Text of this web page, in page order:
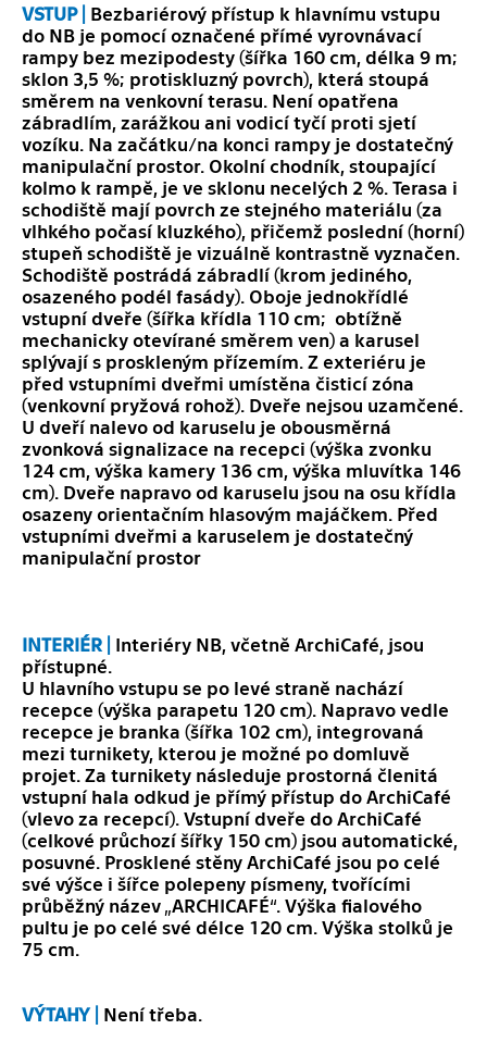
VSTUP | Bezbariérový přístup k hlavnímu vstupu
do NB je pomocí označené přímé vyrovnávací
rampy bez mezipodesty (šířka 160 cm, délka 9 m;
sklon 3,5 %; protiskluzný povrch), která stoupá
směrem na venkovní terasu. Není opatřena
zábradlím, zarážkou ani vodicí tyčí proti sjetí
vozíku. Na začátku/na konci rampy je dostatečný
manipulační prostor. Okolní chodník, stoupající
kolmo k rampě, je ve sklonu necelých 2 %. Terasa i
schodiště mají povrch ze stejného materiálu (za
vlhkého počasí kluzkého), přičemž poslední (horní)
stupeň schodiště je vizuálně kontrastně vyznačen.
Schodiště postrádá zábradlí (krom jediného,
osazeného podél fasády). Oboje jednokřídlé
vstupní dveře (šířka křídla 110 cm; obtížně
mechanicky otevírané směrem ven) a karusel
splývají s proskleným přízemím. Z exteriéru je
před vstupními dveřmi umístěna čisticí zóna
(venkovní pryžová rohož). Dveře nejsou uzamčené.
U dveří nalevo od karuselu je obousměrná
zvonková signalizace na recepci (výška zvonku
124 cm, výška kamery 136 cm, výška mluvítka 146
cm). Dveře napravo od karuselu jsou na osu křídla
osazeny orientačním hlasovým majáčkem. Před
vstupními dveřmi a karuselem je dostatečný
manipulační prostor
INTERIÉR | Interiéry NB, včetně ArchiCafé, jsou
přístupné.
U hlavního vstupu se po levé straně nachází
recepce (výška parapetu 120 cm). Napravo vedle
recepce je branka (šířka 102 cm), integrovaná
mezi turnikety, kterou je možné po domluvě
projet. Za turnikety následuje prostorná členitá
vstupní hala odkud je přímý přístup do ArchiCafé
(vlevo za recepcí). Vstupní dveře do ArchiCafé
(celkové průchozí šířky 150 cm) jsou automatické,
posuvné. Prosklené stěny ArchiCafé jsou po celé
své výšce i šířce polepeny písmeny, tvořícími
průběžný název „ARCHICAFÉ“. Výška fialového
pultu je po celé své délce 120 cm. Výška stolků je
75 cm.
VÝTAHY | Není třeba.